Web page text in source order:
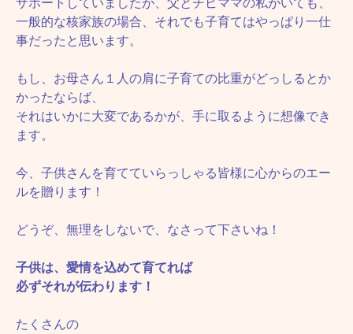
一般的な核家族の場合、それでも子育てはやっぱり一仕
事だったと思います。
もし、お母さん１人の肩に子育ての比重がどっしるとか
かったならば、
それはいかに大変であるかが、手に取るように想像でき
ます。
今、子供さんを育てていらっしゃる皆様に心からのエー
ルを贈ります！
どうぞ、無理をしないで、なさって下さいね！
子供は、愛情を込めて育てれば
必ずそれが伝わります！
たくさんの